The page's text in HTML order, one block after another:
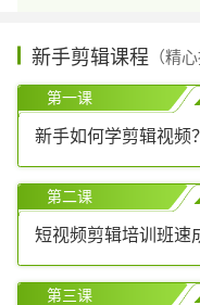
新手剪辑课程 （精
第一课
新手如何学剪辑视频？
第二课
短视频剪辑培训班速
第三课